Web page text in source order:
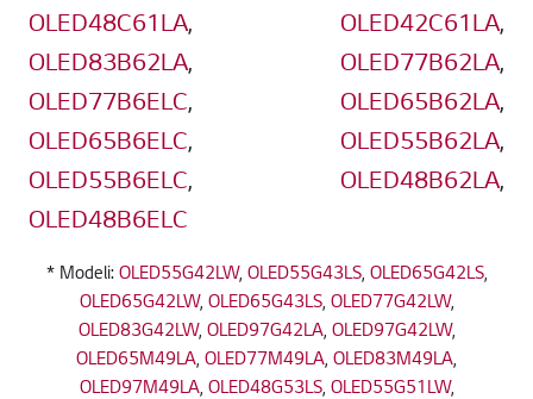
OLED48C61LA, OLED42C61LA,
OLED83B62LA, OLED77B62LA,
OLED77B6ELC, OLED65B62LA,
OLED65B6ELC, OLED55B62LA,
OLED55B6ELC, OLED48B62LA,
OLED48B6ELC
* Modeli: OLED55G42LW, OLED55G43LS, OLED65G42LS,
OLED65G42LW, OLED65G43LS, OLED77G42LW,
OLED83G42LW, OLED97G42LA, OLED97G42LW,
OLED65M49LA OLED77M49LA OLED83M49LA
OLED97M49LA, OLED48G53LS, OLED55G51LW,